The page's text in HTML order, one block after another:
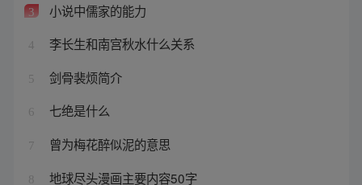
3 小说中儒家的能力
4 李长生和南宫秋水什么关系
5 剑骨裴烦简介
6 七绝是什么
7 曾为梅花醉似泥的意思
8 地球尽头漫画主要内容50字